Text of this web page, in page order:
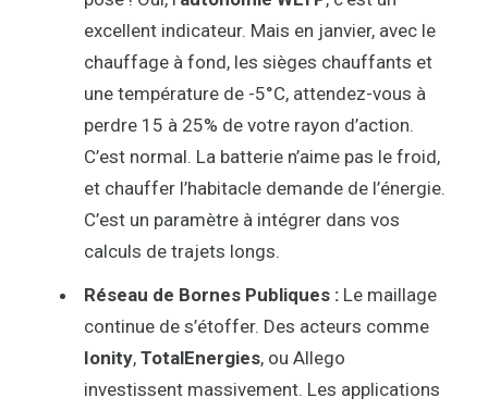
excellent indicateur. Mais en janvier, avec le
chauffage à fond, les sièges chauffants et
une température de -5°C, attendez-vous à
perdre 15 à 25% de votre rayon d’action.
C’est normal. La batterie n’aime pas le froid,
et chauffer l’habitacle demande de l’énergie.
C’est un paramètre à intégrer dans vos
calculs de trajets longs.
Réseau de Bornes Publiques : Le maillage
continue de s’étoffer. Des acteurs comme
Ionity, TotalEnergies, ou Allego
investissent massivement. Les applications